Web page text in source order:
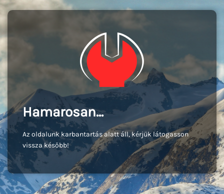
Hamarosan...
Az oldalunk karbantartás alatt áll, kérjük látogasson
vissza később!